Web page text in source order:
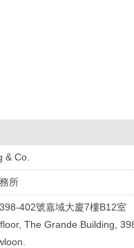
& Co.
所
402號嘉域大廈7樓B12室
The Grande Building,